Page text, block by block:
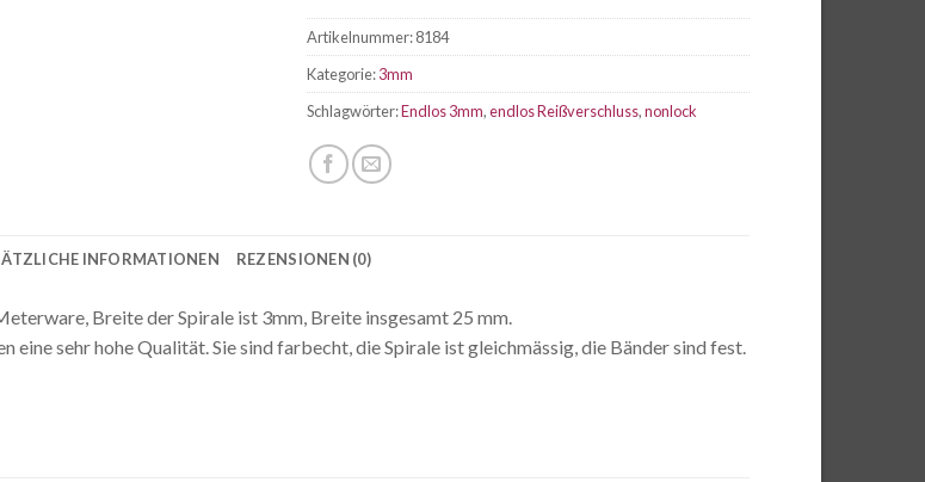
Artikelnummer:8184
Kategorie:3mm
Schlagwörter:Endlos 3mm,endlos Reißverschluss,nonlock
INFORMATIONEN REZENSIONEN (0)
Breite der Spirale ist 3mm, Breite insgesamt 25 mm.
eine sehr hohe Qualität. Sie sind farbecht, die Spirale ist gleichmässig, die Bänder sind fest.